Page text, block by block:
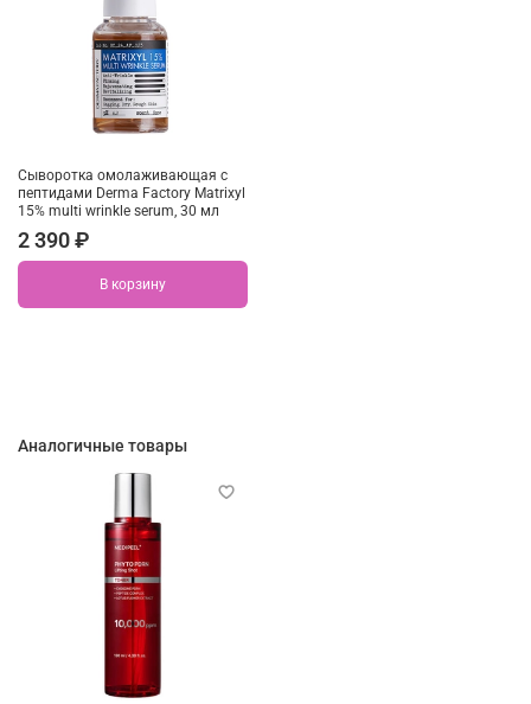
Сыворотка омолаживающая с
пептидами Derma Factory Matrixyl
15% multi wrinkle serum, 30 мл
2 390 ₽
В корзину
Аналогичные товары